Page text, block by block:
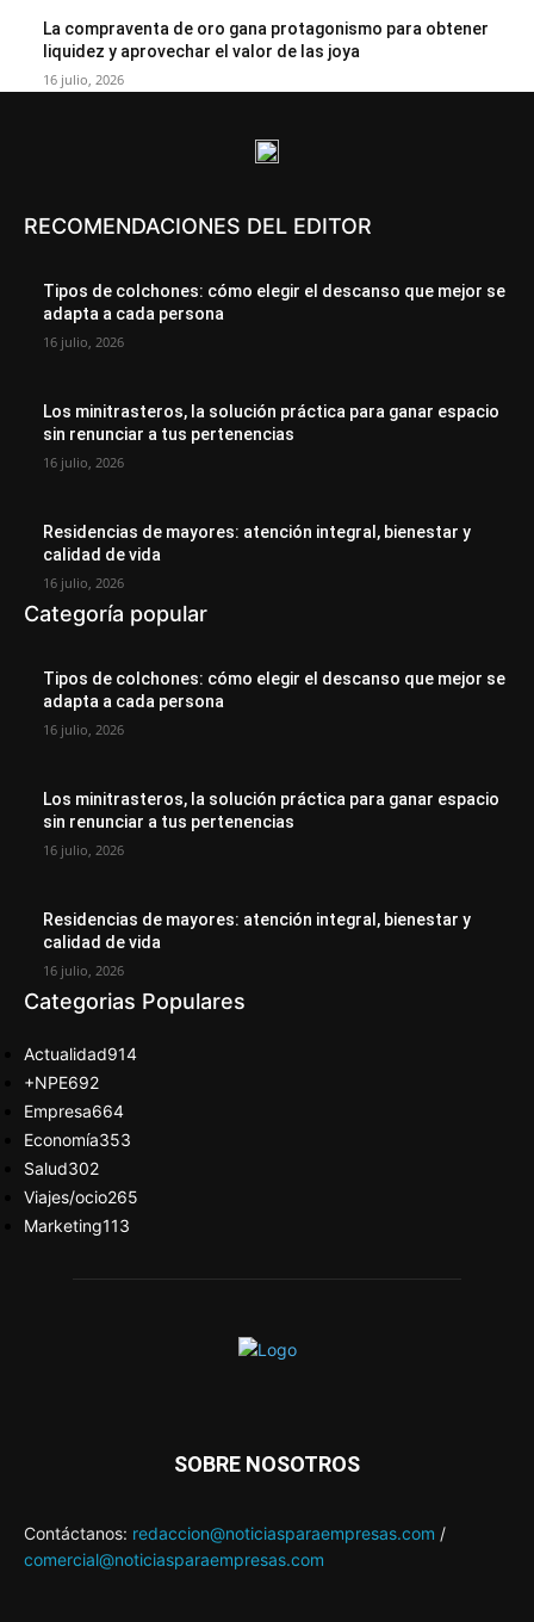
La compraventa de oro gana protagonismo para obtener
liquidez y aprovechar el valor de las joya
16 julio, 2026
RECOMENDACIONES DEL EDITOR
Tipos de colchones: cómo elegir el descanso que mejor se
adapta a cada persona
16 julio, 2026
Los minitrasteros, la solución práctica para ganar espacio
sin renunciar a tus pertenencias
16 julio, 2026
Residencias de mayores: atención integral, bienestar y
calidad de vida
16 julio, 2026
Categoría popular
Tipos de colchones: cómo elegir el descanso que mejor se
adapta a cada persona
16 julio, 2026
Los minitrasteros, la solución práctica para ganar espacio
sin renunciar a tus pertenencias
16 julio, 2026
Residencias de mayores: atención integral, bienestar y
calidad de vida
16 julio, 2026
Categorias Populares
Actualidad914
+NPE692
Empresa664
Economía353
Salud302
Viajes/ocio265
Marketing113
SOBRE NOSOTROS
Contáctanos: redaccion@noticiasparaempresas.com /
comercial@noticiasparaempresas.com